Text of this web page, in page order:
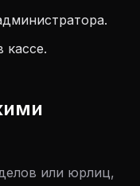
кассе.
или юрлиц,